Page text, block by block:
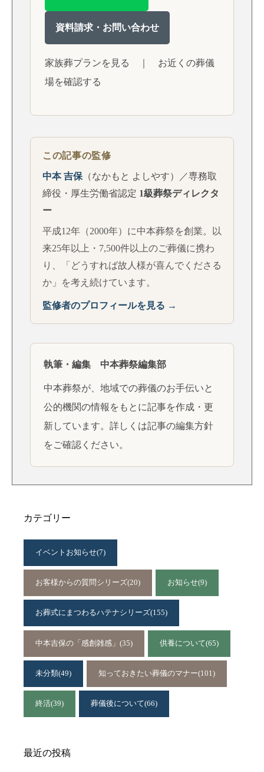
資料請求・お問い合わせ
家族葬プランを見る
お近くの葬儀
場を確認する
この記事の監修
中本 吉保 （なかもと よしやす）／専務取
締役・厚生労働省認定 1級葬祭ディレクタ
ー
平成12年（2000年）に中本葬祭を創業。以
来25年以上・7,500件以上のご葬儀に携わ
り、「どうすれば故人様が喜んでくださる
か」を考え続けています。
監修者のプロフィールを見る →
執筆・編集 中本葬祭編集部
中本葬祭が、地域での葬儀のお手伝いと
公的機関の情報をもとに記事を作成・更
新しています。詳しくは記事の編集方針
をご確認ください。
カテゴリー
イベントお知らせ(7)
お客様からの質問シリーズ(20) お知らせ(9)
お葬式にまつわるハテナシリーズ(155)
中本吉保の「感創雑感」 (35) 供養について(65)
未分類(49) 知っておきたい葬儀のマナー(101)
終活(39) 葬儀後について(66)
最近の投稿